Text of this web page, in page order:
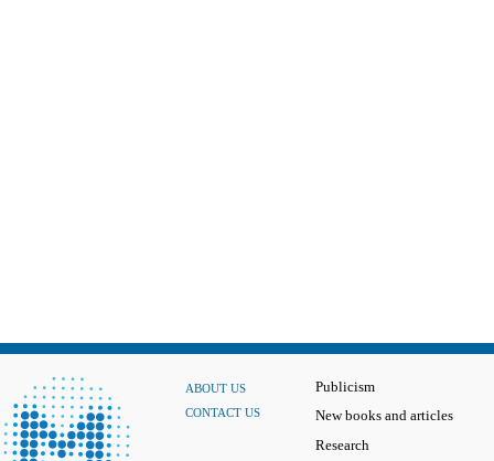
ABOUT US
CONTACT US
Publicism
New books and articles
Research